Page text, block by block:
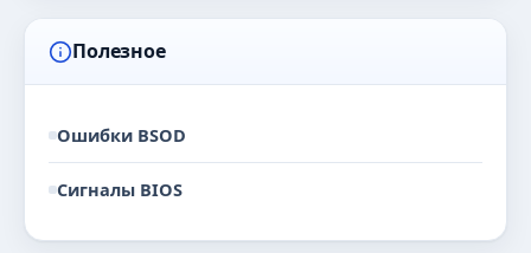
Полезное
Ошибки BSOD
Сигналы BIOS